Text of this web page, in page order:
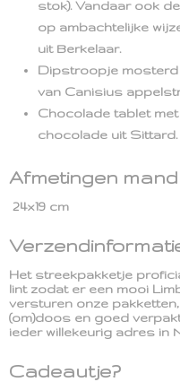
stok). Vandaar ook
op ambachtelijke
uit Berkelaar.
Dipstroopje mosterd
van Canisius
Chocolade tablet
chocolade uit Sittard.
Afmetingen mand
24x19 cm
Het streekpakketje
lint zodat er een mooi
versturen onze
(om)doos en goed
ieder willekeurig adres in
Cadeautje?